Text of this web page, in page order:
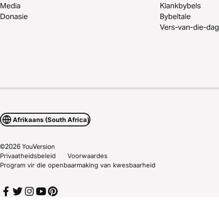
Media
Donasie
Klankbybels
Bybeltale
Vers-van-die-dag
Afrikaans (South Africa)
©2026YouVersion
Privaatheidsbeleid
Voorwaardes
Program vir die openbaarmaking van kwesbaarheid